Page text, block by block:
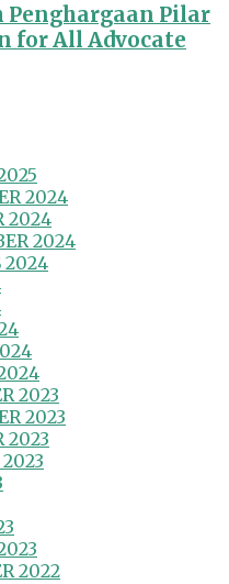
Penghargaan Pilar
for All Advocate
2024
2024
2024
2024
2023
2023
2023
2023
2022